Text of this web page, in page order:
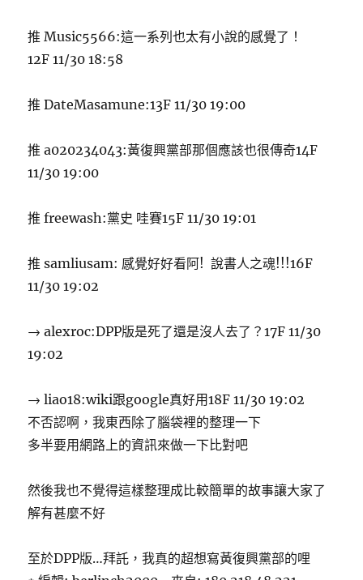
推 Music5566:這一系列也太有小說的感覺了！
12F 11/30 18:58
推 DateMasamune:13F 11/30 19:00
推 a020234043:黃復興黨部那個應該也很傳奇14F
11/30 19:00
推 freewash:黨史 哇賽15F 11/30 19:01
推 samliusam: 感覺好好看阿! 說書人之魂!!!16F
11/30 19:02
→ alexroc:DPP版是死了還是沒人去了？17F 11/30
19:02
→ liao18:wiki跟google真好用18F 11/30 19:02
不否認啊，我東西除了腦袋裡的整理一下
多半要用網路上的資訊來做一下比對吧
然後我也不覺得這樣整理成比較簡單的故事讓大家了
解有甚麼不好
至於DPP版…拜託，我真的超想寫黃復興黨部的哩